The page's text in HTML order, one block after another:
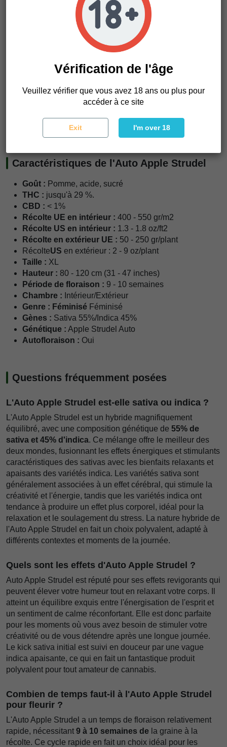
lumière dans les branches inférieures, ce qui améliorera le
rendement global et la qualité des bourgeons.
Ce qui attire vraiment notre attention sur l'
, c'est son profil de saveur inégalé et la facilité avec
laquelle elle permet aux cultivateurs de tous niveaux
d'obtenir une puissance et des rendements de premier
ordre. Le mélange de saveurs de pommes sucrées et
acides, combiné à son attrait visuel époustouflant, donne à
témoignage de l'art de la sélection, offrant une expérience
de fumage aussi agréable que sa culture.
Caractéristiques de l'Auto Apple Strudel
Goût : Pomme, acide, sucré
THC : jusqu'à 29 %.
CBD : < 1%
Récolte UE en intérieur : 400 - 550 gr/m2
Récolte US en intérieur : 1.3 - 1.8 oz/ft2
Récolte en extérieur UE : 50 - 250 gr/plant
RécolteUS en extérieur : 2 - 9 oz/plant
Taille : XL
Hauteur : 80 - 120 cm (31 - 47 inches)
Période de floraison : 9 - 10 semaines
Chambre : Intérieur/Extérieur
Genre : Féminisé Féminisé
Gènes : Sativa 55%/Indica 45%
Génétique : Apple Strudel Auto
Autofloraison : Oui
Questions fréquemment posées
L'Auto Apple Strudel est-elle sativa ou indica ?
L'Auto Apple Strudel est un hybride magnifiquement
équilibré, avec une composition génétique de 55% de
sativa et 45% d'indica. Ce mélange offre le meilleur des
deux mondes, fusionnant les effets énergiques et stimulants
caractéristiques des sativas avec les bienfaits relaxants et
apaisants des variétés indica. Les variétés sativa sont
généralement associées à un effet cérébral, qui stimule la
créativité et l'énergie, tandis que les variétés indica ont
tendance à produire un effet plus corporel, idéal pour la
relaxation et le soulagement du stress. La nature hybride de
l'Auto Apple Strudel en fait un choix polyvalent, adapté à
différents contextes et moments de la journée.
Quels sont les effets d'Auto Apple Strudel ?
Auto Apple Strudel est réputé pour ses effets revigorants qui
peuvent élever votre humeur tout en relaxant votre corps. Il
atteint un équilibre exquis entre l'énergisation de l'esprit et
un sentiment de calme réconfortant. Elle est donc parfaite
pour les moments où vous avez besoin de stimuler votre
créativité ou de vous détendre après une longue journée.
Le kick sativa initial est suivi en douceur par une vague
indica apaisante, ce qui en fait un fantastique produit
polyvalent pour tout amateur de cannabis.
Combien de temps faut-il à l'Auto Apple Strudel
pour fleurir ?
L'Auto Apple Strudel a un temps de floraison relativement
rapide, nécessitant 9 à 10 semaines de la graine à la
récolte. Ce cycle rapide en fait un choix idéal pour les
Vérification de l'âge
Veuillez vérifier que vous avez 18 ans ou plus pour
accéder à ce site
Exit I'm over 18